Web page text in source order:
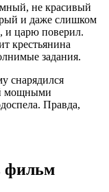
не красивый
и даже слишком
и царю поверил.
крестьянина
задания.
снарядился
мощными
Правда,
фильм